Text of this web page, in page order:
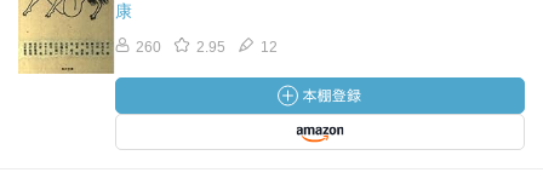
康
260 2.95 12